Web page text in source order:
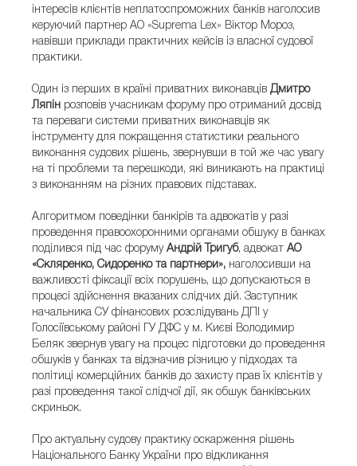
інтересів клієнтів неплатоспроможних банків наголосив
керуючий партнер АО «Suprema Lex» Віктор Мороз,
навівши приклади практичних кейсів із власної судової
практики.
Один із перших в країні приватних виконавців Дмитро
Ляпін розповів учасникам форуму про отриманий досвід
та переваги системи приватних виконавців як
інструменту для покращення статистики реального
виконання судових рішень, звернувши в той же час увагу
на ті проблеми та перешкоди, які виникають на практиці
з виконанням на різних правових підставах.
Алгоритмом поведінки банкірів та адвокатів у разі
проведення правоохоронними органами обшуку в банках
поділився під час форумуАндрій Тригуб, адвокат АО
«Скляренко, Сидоренко та партнери», наголосивши на
важливості фіксації всіх порушень, що допускаються в
процесі здійснення вказаних слідчих дій. Заступник
начальника СУ фінансових розслідувань ДПІ у
Голосіївському районі ГУ ДФС у м. Києві Володимир
Беляк звернув увагу на процес підготовки до проведення
обшуків у банках та відзначив різницю у підходах та
політиці комерційних банків до захисту прав їх клієнтів у
разі проведення такої слідчої дії, як обшук банківських
скриньок.
Про актуальну судову практику оскарження рішень
Національного Банку України про відкликання